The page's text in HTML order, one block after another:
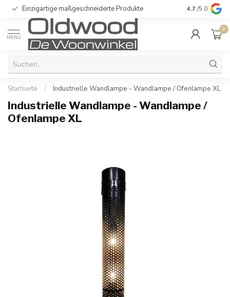
Einzigartige maßgeschneiderte Produkte Lieferung in
4.7 /5.0
MENU
0
Startseite / Industrielle Wandlampe - Wandlampe / Ofenlampe XL
Industrielle Wandlampe - Wandlampe /
Ofenlampe XL